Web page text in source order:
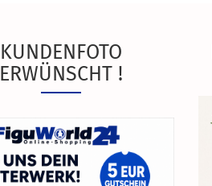
KUNDENFOTO
ERWÜNSCHT !